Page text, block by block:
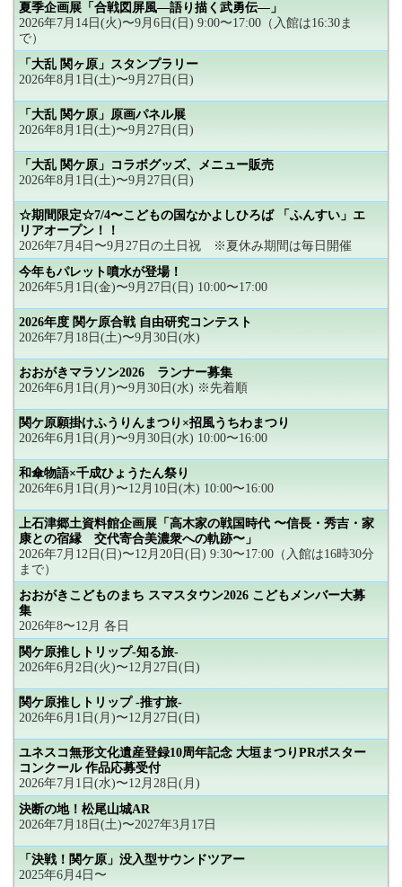
夏季企画展「合戦図屏風―語り描く武勇伝―」
2026年7月14日(火)〜9月6日(日) 9:00〜17:00（入館は16:30ま
で）
「大乱 関ヶ原」スタンプラリー
2026年8月1日(土)〜9月27日(日)
「大乱 関ケ原」原画パネル展
2026年8月1日(土)〜9月27日(日)
「大乱 関ケ原」コラボグッズ、メニュー販売
2026年8月1日(土)〜9月27日(日)
☆期間限定☆7/4〜こどもの国なかよしひろば 「ふんすい」エ
リアオープン！！
2026年7月4日〜9月27日の土日祝 ※夏休み期間は毎日開催
今年もパレット噴水が登場！
2026年5月1日(金)〜9月27日(日) 10:00〜17:00
2026年度 関ケ原合戦 自由研究コンテスト
2026年7月18日(土)〜9月30日(水)
おおがきマラソン2026 ランナー募集
2026年6月1日(月)〜9月30日(水) ※先着順
関ケ原願掛けふうりんまつり×招風うちわまつり
2026年6月1日(月)〜9月30日(水) 10:00〜16:00
和傘物語×千成ひょうたん祭り
2026年6月1日(月)〜12月10日(木) 10:00〜16:00
上石津郷土資料館企画展「高木家の戦国時代 〜信長・秀吉・家
康との宿縁 交代寄合美濃衆への軌跡〜」
2026年7月12日(日)〜12月20日(日) 9:30〜17:00（入館は16時30分
まで）
おおがきこどものまち スマスタウン2026 こどもメンバー大募
集
2026年8〜12月 各日
関ケ原推しトリップ-知る旅-
2026年6月2日(火)〜12月27日(日)
関ケ原推しトリップ -推す旅-
2026年6月1日(月)〜12月27日(日)
ユネスコ無形文化遺産登録10周年記念 大垣まつりPRポスター
コンクール 作品応募受付
2026年7月1日(水)〜12月28日(月)
決断の地！松尾山城AR
2026年7月18日(土)〜2027年3月17日
「決戦！関ケ原」没入型サウンドツアー
2025年6月4日〜